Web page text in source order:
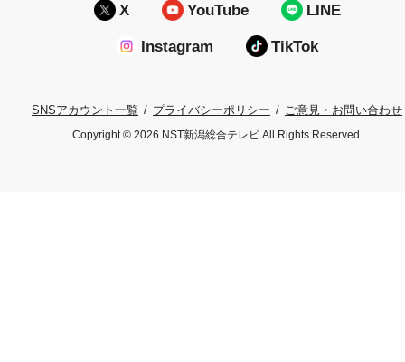
X YouTube LINE
Instagram TikTok
SNSアカウント一覧 プライバシーポリシー ご意見・お問い合わせ
Copyright © 2026 NST新潟総合テレビ All Rights Reserved.